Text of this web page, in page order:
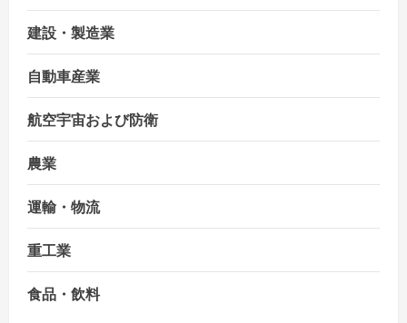
建設・製造業
自動車産業
航空宇宙および防衛
農業
運輸・物流
重工業
食品・飲料